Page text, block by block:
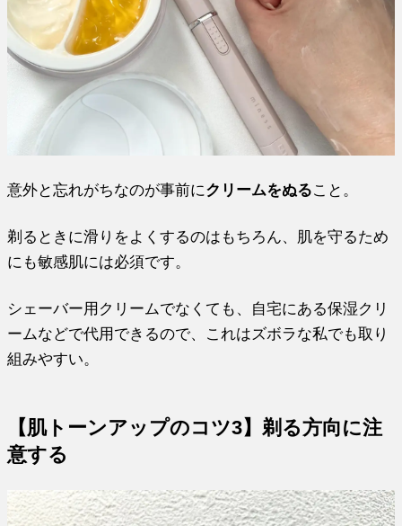
意外と忘れがちなのが事前にクリームをぬること。
剃るときに滑りをよくするのはもちろん、肌を守るため
にも敏感肌には必須です。
シェーバー用クリームでなくても、自宅にある保湿クリ
ームなどで代用できるので、これはズボラな私でも取り
組みやすい。
【肌トーンアップのコツ3】剃る方向に注
意する